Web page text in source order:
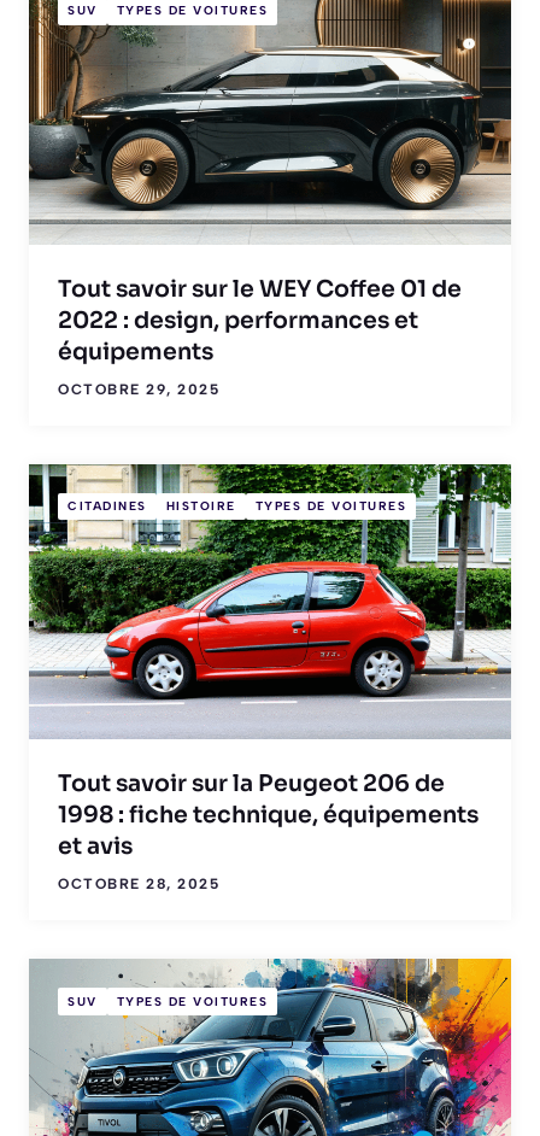
SUV TYPES DE VOITURES
Tout savoir sur le WEY Coffee 01 de
2022 : design, performances et
équipements
OCTOBRE 29, 2025
CITADINES HISTOIRE TYPES DE VOITURES
Tout savoir sur la Peugeot 206 de
1998 : fiche technique, équipements
et avis
OCTOBRE 28, 2025
SUV TYPES DE VOITURES